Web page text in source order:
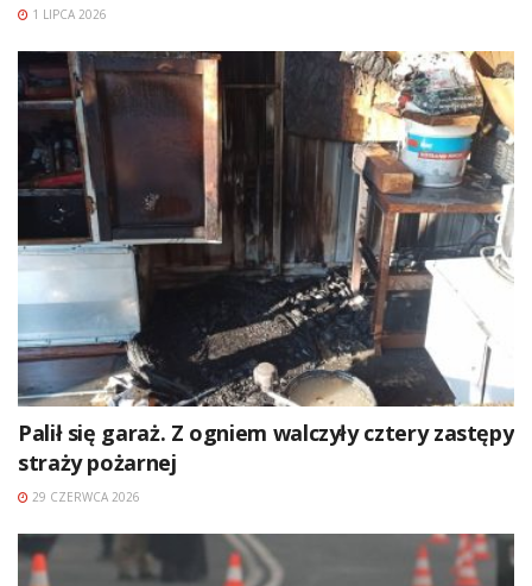
1 LIPCA 2026
Palił się garaż. Z ogniem walczyły cztery zastępy
straży pożarnej
29 CZERWCA 2026